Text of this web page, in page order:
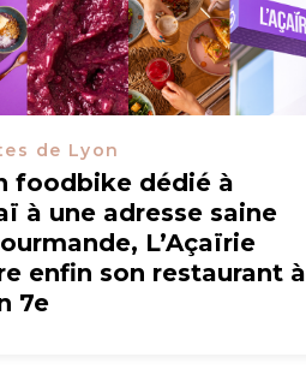
de Lyon
foodbike dédié à
à une adresse saine
L’Açaïrie
enfin son restaurant à
7e